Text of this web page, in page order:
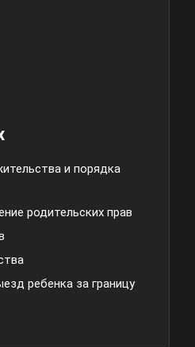
и порядка
родительских прав
ребенка за границу